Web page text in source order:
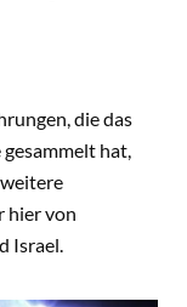
die das
hat,
hier von
Israel.